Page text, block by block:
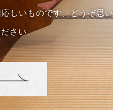
しいものです。どうぞ思い
さい。